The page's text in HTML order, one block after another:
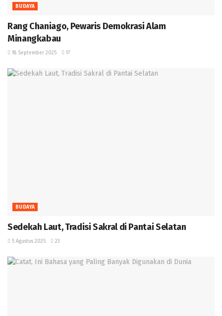
BUDAYA
Rang Chaniago, Pewaris Demokrasi Alam
Minangkabau ‎
18 September 2025 17
BUDAYA
Sedekah Laut, Tradisi Sakral di Pantai Selatan
5 Agustus 2025 23